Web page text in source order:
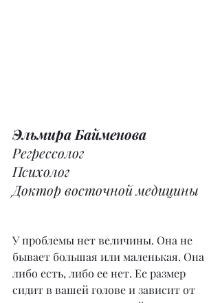
Эльмира Байменова
Регрессолог
Психолог
Доктор восточной медицины
У проблемы нет величины. Она не
бывает большая или маленькая. Она
либо есть, либо ее нет. Ее размер
сидит в вашей голове и зависит от